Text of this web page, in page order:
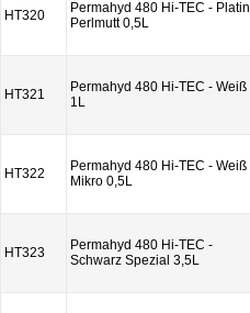
HT320
Permahyd 480 Hi-TEC - Platin
Perlmutt 0,5L
HT321
Permahyd 480 Hi-TEC - Weiß
1L
HT322
Permahyd 480 Hi-TEC - Weiß
Mikro 0,5L
HT323
Permahyd 480 Hi-TEC -
Schwarz Spezial 3,5L